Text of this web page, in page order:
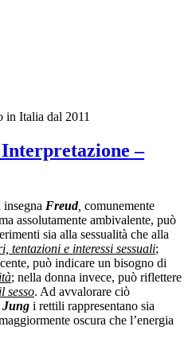
in Italia dal 2011
–
insegna Freud, comunemente
assolutamente ambivalente, può
sia alla sessualità che alla
tentazioni e interessi sessuali;
può indicare un bisogno di
; nella donna invece, può riflettere
sesso. Ad avvalorare ciò
Jung i rettili rappresentano sia
oscura che l’energia